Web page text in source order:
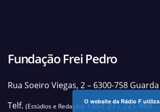
Fundação Frei Pedro
Rua Soeiro Viegas, 2 – 6300-758 Guarda
Telf. (Estúdios e Redação)+351 271 221 468
O website da Rádio F utiliza